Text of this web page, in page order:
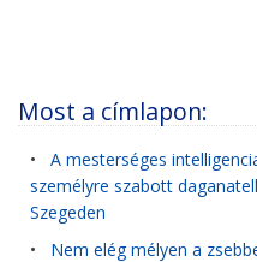
Most a címlapon:
• A mesterséges
személyre szabott
Szegeden
• Nem elég mélyen a